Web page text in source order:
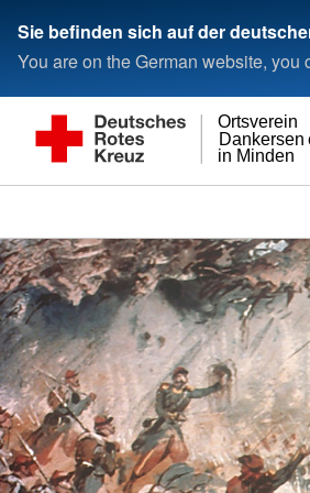
Sie befinden sich auf der
You are on the German website,
in Minden
Dankersen
Ortsverein